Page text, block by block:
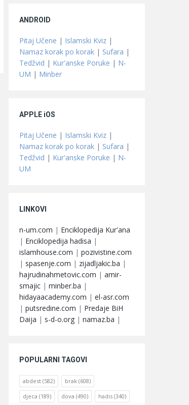
ANDROID
Pitaj Učene | Islamski Kviz |
Namaz korak po korak | Sufara |
Tedžvid | Kur'anske Poruke | N-
UM | Minber
APPLE iOS
Pitaj Učene | Islamski Kviz |
Namaz korak po korak | Sufara |
Tedžvid | Kur'anske Poruke | N-
UM
LINKOVI
n-um.com | Enciklopedija Kur'ana
| Enciklopedija hadisa |
islamhouse.com | pozivistine.com
| spasenje.com | zijadljakic.ba |
hajrudinahmetovic.com | amir-
smajic | minber.ba |
hidayaacademy.com | el-asr.com
| putsredine.com | Predaje BiH
Daija | s-d-o.org | namaz.ba |
POPULARNI TAGOVI
abdest (582) brak (608)
djeca (189) dova (490) hadis (340)